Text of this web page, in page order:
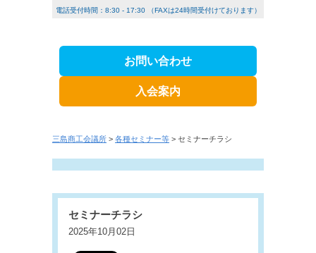
電話受付時間：8:30 - 17:30 （FAXは24時間受付けております）
お問い合わせ
入会案内
三島商工会議所 > 各種セミナー等 > セミナーチラシ
セミナーチラシ
2025年10月02日